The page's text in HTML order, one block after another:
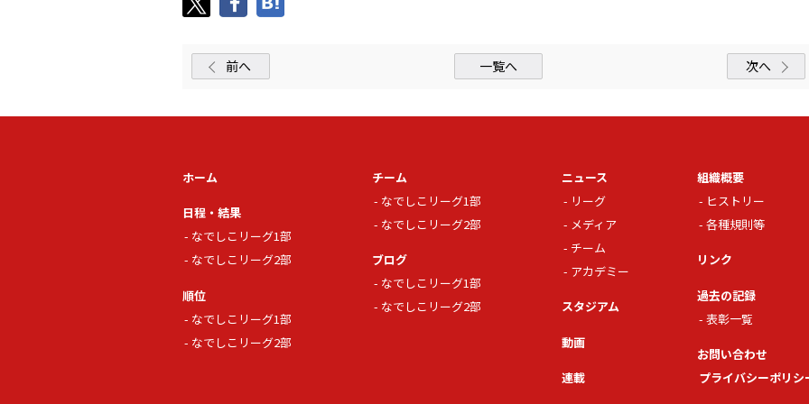
前へ 一覧へ 次へ
ホーム
日程・結果
なでしこリーグ1部
なでしこリーグ2部
順位
なでしこリーグ1部
なでしこリーグ2部
チーム
なでしこリーグ1部
なでしこリーグ2部
ブログ
なでしこリーグ1部
なでしこリーグ2部
ニュース
リーグ
メディア
チーム
アカデミー
スタジアム
動画
連載
組織概要
ヒストリー
各種規則等
リンク
過去の記録
表彰一覧
お問い合わせ
プライバシーポリシ